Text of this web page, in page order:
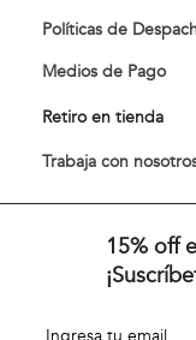
Políticas de
Medios de Pago
Retiro en tienda
Trabaja con
15% off